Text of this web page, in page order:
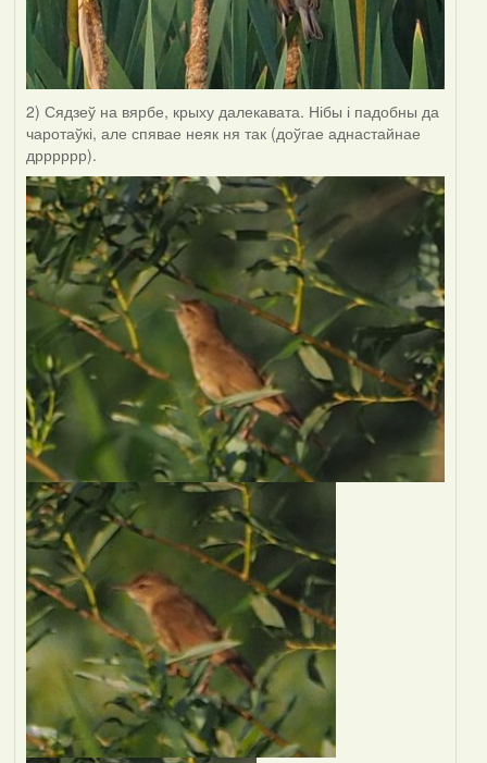
2) Сядзеў на вярбе, крыху далекавата. Нібы і падобны да
чаротаўкі, але спявае неяк ня так (доўгае аднастайнае
дрррррр).